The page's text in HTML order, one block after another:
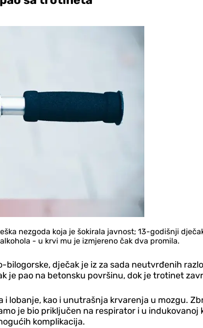
nezgoda koja je šokirala javnost; 13-godišnji
- u krvi mu je izmjereno čak dva promila.
d‌ječak je iz za sada neutvrđenih
je pao na betonsku površinu, dok je trotinet
lobanje, kao i unutrašnja krvarenja u mozgu.
je bio priključen na respirator i u
komplikacija.